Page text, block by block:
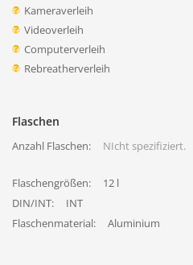
Kameraverleih
Videoverleih
Computerverleih
Rebreatherverleih
Flaschen
Anzahl Flaschen: NIcht spezifiziert.
Flaschengrößen:
12 l
DIN/INT:
INT
Flaschenmaterial:
Aluminium